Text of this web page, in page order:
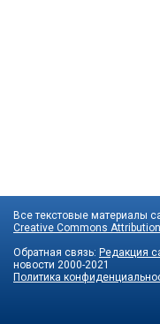
Все текстовые материалы
Creative Commons
Обратная связь: Редакция
новости 2000-2021
Политика